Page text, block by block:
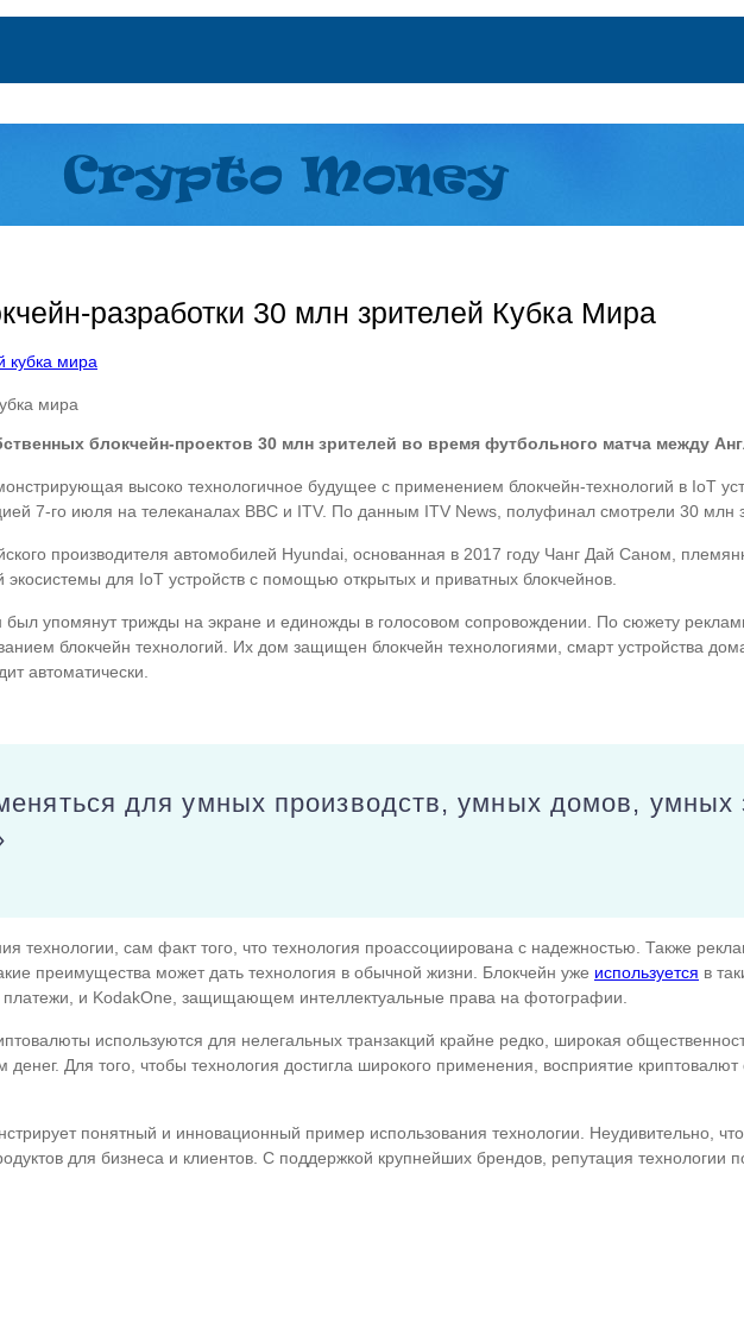
разработки 30 млн зрителей Кубка Мира
мира
блокчейн-проектов 30 млн зрителей во время футбольного матча между
высоко технологичное будущее с применением блокчейн-технологий в IoT
7-го июля на телеканалах BBC и ITV. По данным ITV News, полуфинал смотрели 30 млн
производителя автомобилей Hyundai, основанная в 2017 году Чанг Дай Саном,
для IoT устройств с помощью открытых и приватных блокчейнов.
упомянут трижды на экране и единожды в голосовом сопровождении. По сюжету
блокчейн технологий. Их дом защищен блокчейн технологиями, смарт устройства
автоматически.
для умных производств, умных домов, умных
сам факт того, что технология проассоциирована с надежностью. Также
преимущества может дать технология в обычной жизни. Блокчейн уже используется в
и KodakOne, защищающем интеллектуальные права на фотографии.
используются для нелегальных транзакций крайне редко, широкая
Для того, чтобы технология достигла широкого применения, восприятие
понятный и инновационный пример использования технологии. Неудивительно,
для бизнеса и клиентов. С поддержкой крупнейших брендов, репутация технологии